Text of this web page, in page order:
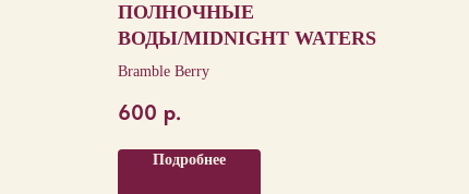
ПОЛНОЧНЫЕ
ВОДЫ/MIDNIGHT WATERS
Bramble Berry
600 р.
Подробнее